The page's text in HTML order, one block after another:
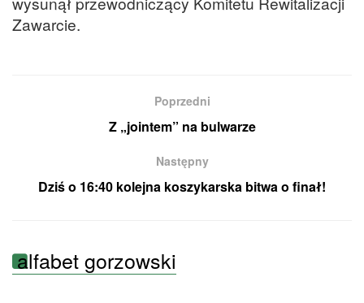
Zawarcie.
Poprzedni
Z „jointem” na bulwarze
Następny
Dziś o 16:40 kolejna koszykarska bitwa o finał!
alfabet gorzowski